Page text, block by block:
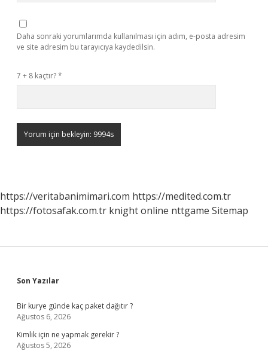
Daha sonraki yorumlarımda kullanılması için adım, e-posta adresim
ve site adresim bu tarayıcıya kaydedilsin.
7 + 8 kaçtır?*
https://veritabanimimari.com https://medited.com.tr
https://fotosafak.com.tr knight online nttgame Sitemap
Sidebar
Son Yazılar
Bir kurye günde kaç paket dağıtır ?
Ağustos 6, 2026
Kimlik için ne yapmak gerekir ?
Ağustos 5, 2026